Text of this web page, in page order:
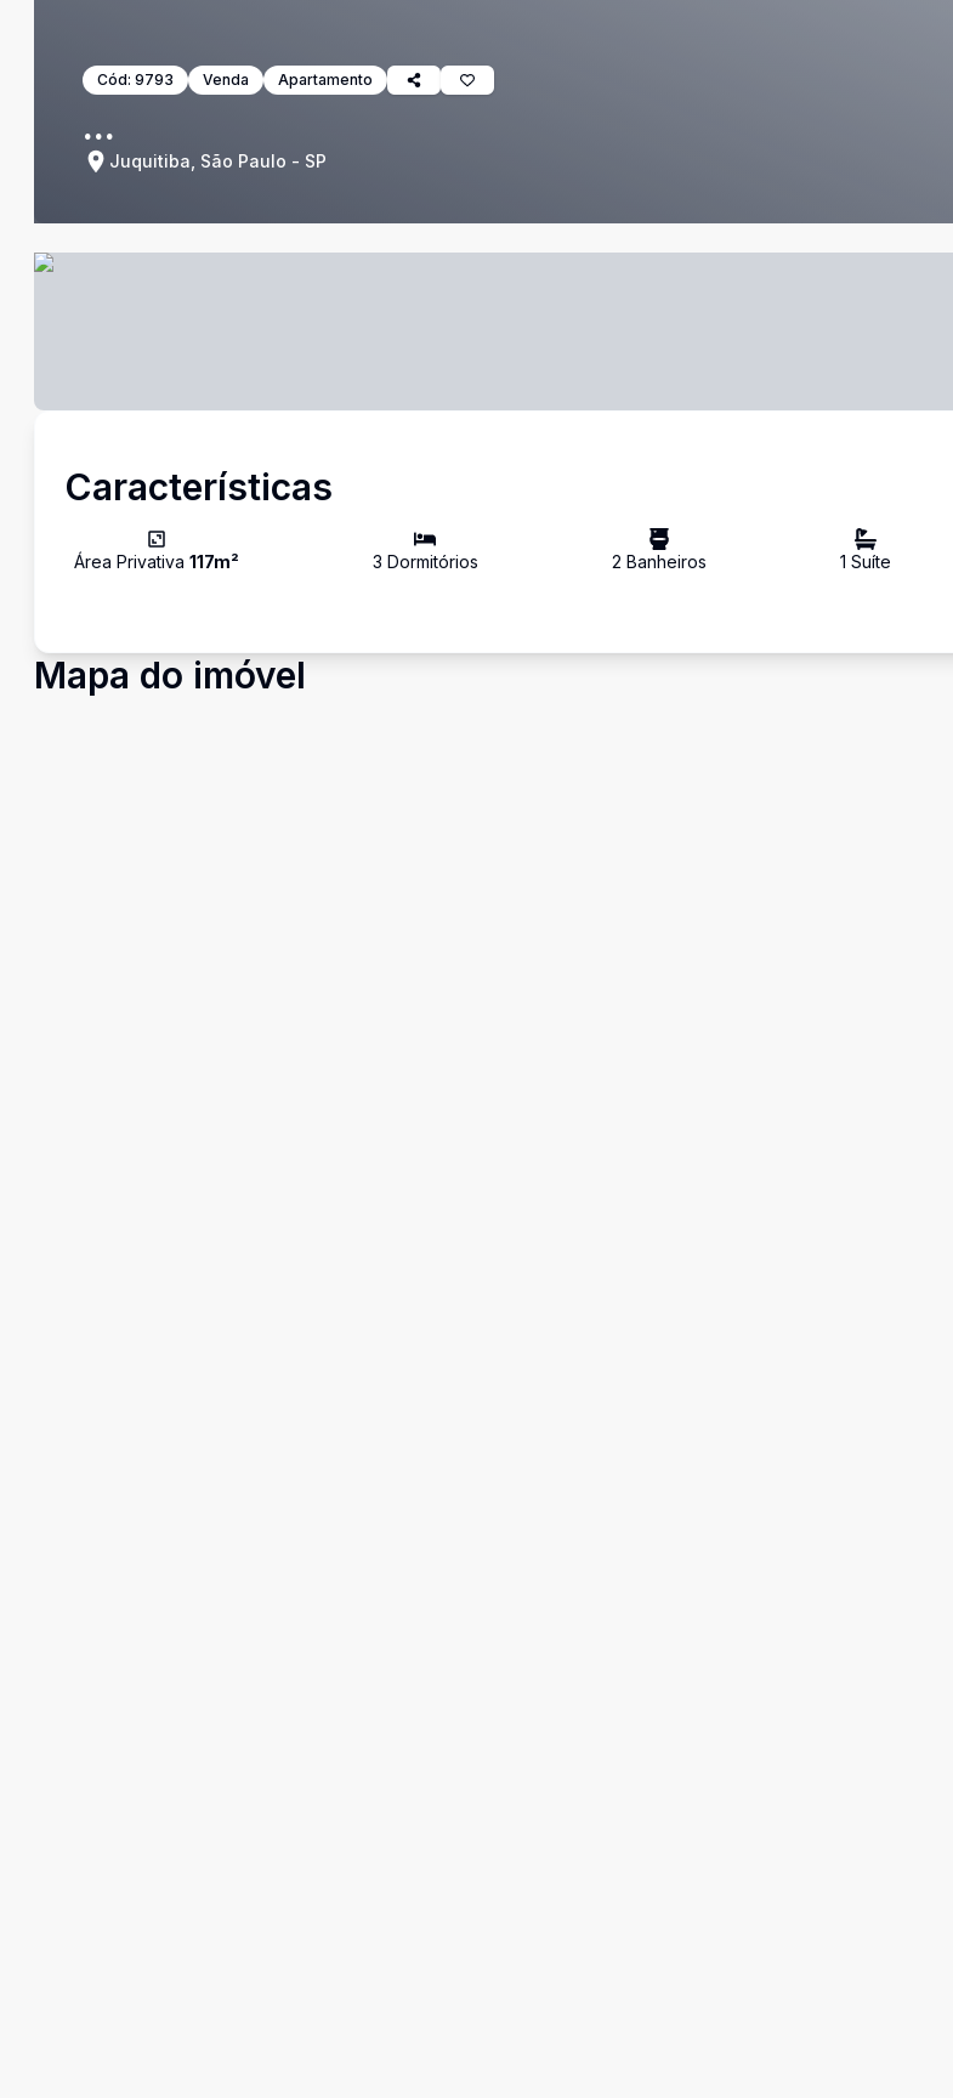
Cód: 9793 Venda Apartamento
...
Juquitiba, São Paulo - SP
Características
Área Privativa 117m² 3 Dormitórios 2 Banheiros 1 Suíte
Mapa do imóvel